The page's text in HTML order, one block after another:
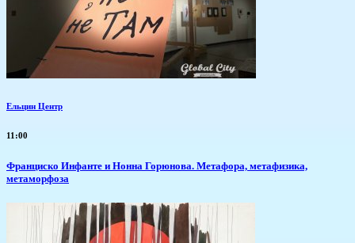
Ельцин Центр
11:00
Франциско Инфанте и Нонна Горюнова. Метафора, метафизика,
метаморфоза